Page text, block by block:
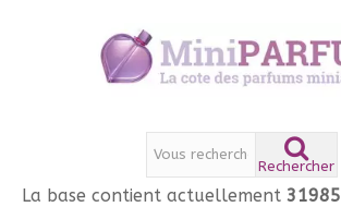
Rechercher
La base contient actuellement 31985